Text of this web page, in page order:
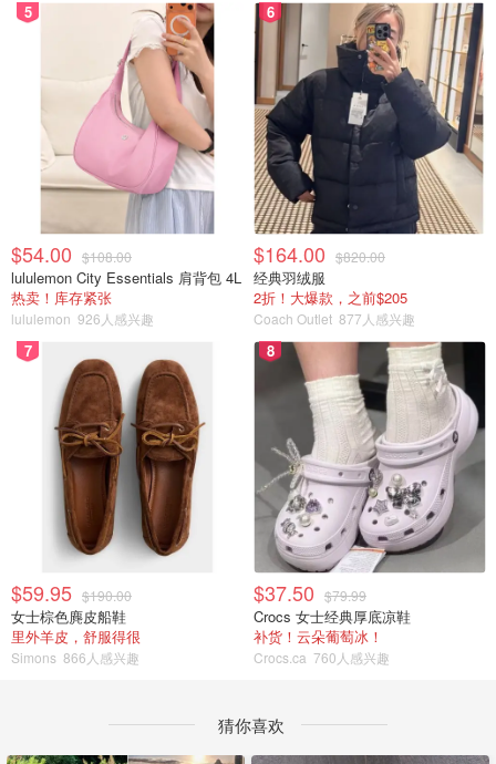
5
$54.00 $108.00
lululemon City Essentials 肩背包 4L
热卖！库存紧张
lululemon 926人感兴趣
6
$164.00 $820.00
经典羽绒服
2折！大爆款，之前$205
Coach Outlet 877人感兴趣
7
$59.95 $190.00
女士棕色麂皮船鞋
里外羊皮，舒服得很
Simons 866人感兴趣
8
$37.50 $79.99
Crocs 女士经典厚底凉鞋
补货！云朵葡萄冰！
Crocs.ca 760人感兴趣
猜你喜欢